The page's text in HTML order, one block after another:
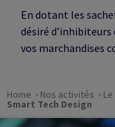
En dotant les
désiré
vos marchandises
Home Nos activités
Smart Tech Design